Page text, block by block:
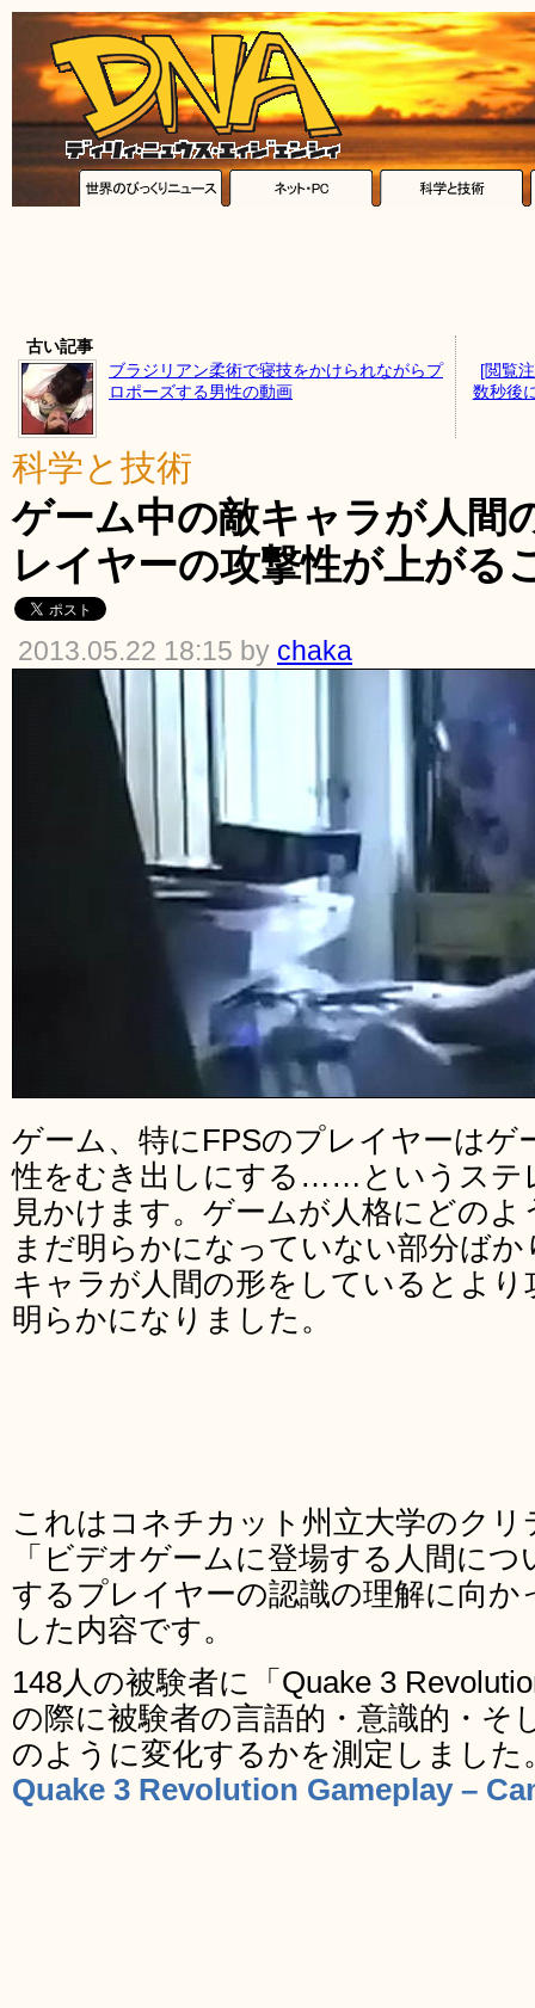
古い記事
ブラジリアン柔術で寝技をかけられながらプ
ロポーズする男性の動画
[閲覧
数秒後
科学と技術
ゲーム中の敵キャラが人間
レイヤーの攻撃性が上がる
2013.05.22 18:15 by chaka
ゲーム、特にFPSのプレイヤーはゲ
性をむき出しにする……というステ
見かけます。ゲームが人格にどの
まだ明らかになっていない部分ば
キャラが人間の形をしているとよ
明らかになりました。
これはコネチカット州立大学のク
「ビデオゲームに登場する人間に
するプレイヤーの認識の理解に向か
した内容です。
148人の被験者に「Quake 3
の際に被験者の言語的・意識的・そ
のように変化するかを測定しました
Quake 3 Revolution Gameplay –